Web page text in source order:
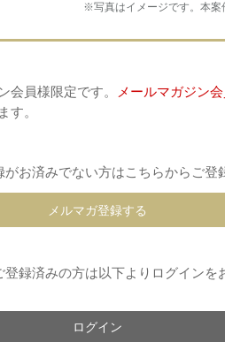
※写真はイメージです。本案
会員様限定です。 メールマガジン
す。
お済みでない方はこちらからご登
メルマガ登録する
録済みの方は以下よりログインを
ログイン